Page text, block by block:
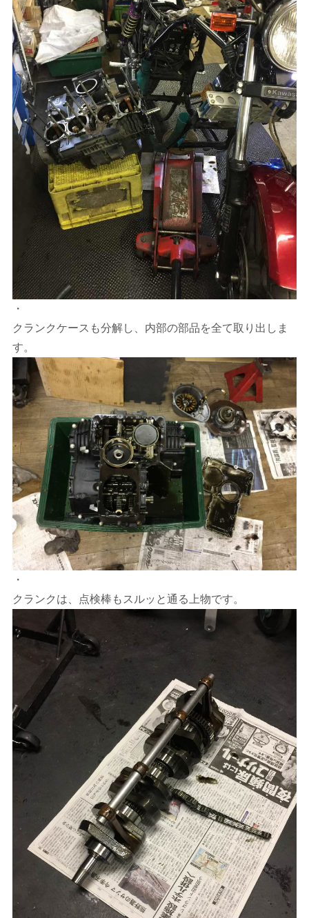
・
クランクケースも分解し、内部の部品を全て取り出しま
す。
・
クランクは、点検棒もスルッと通る上物です。